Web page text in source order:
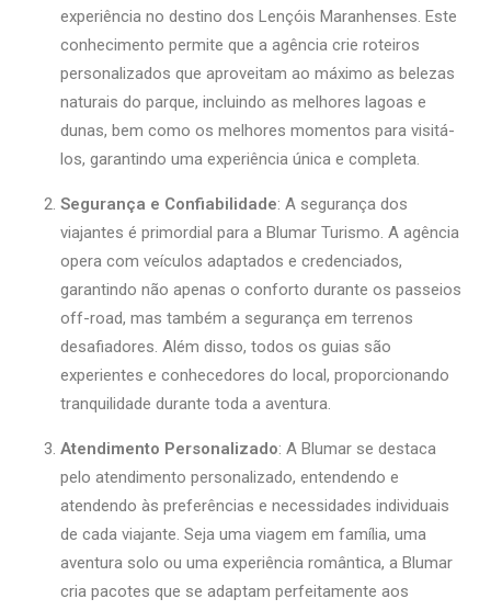
experiência no destino dos Lençóis Maranhenses. Este
conhecimento permite que a agência crie roteiros
personalizados que aproveitam ao máximo as belezas
naturais do parque, incluindo as melhores lagoas e
dunas, bem como os melhores momentos para visitá-
los, garantindo uma experiência única e completa.
Segurança e Confiabilidade: A segurança dos
viajantes é primordial para a Blumar Turismo. A agência
opera com veículos adaptados e credenciados,
garantindo não apenas o conforto durante os passeios
off-road, mas também a segurança em terrenos
desafiadores. Além disso, todos os guias são
experientes e conhecedores do local, proporcionando
tranquilidade durante toda a aventura.
Atendimento Personalizado: A Blumar se destaca
pelo atendimento personalizado, entendendo e
atendendo às preferências e necessidades individuais
de cada viajante. Seja uma viagem em família, uma
aventura solo ou uma experiência romântica, a Blumar
cria pacotes que se adaptam perfeitamente aos